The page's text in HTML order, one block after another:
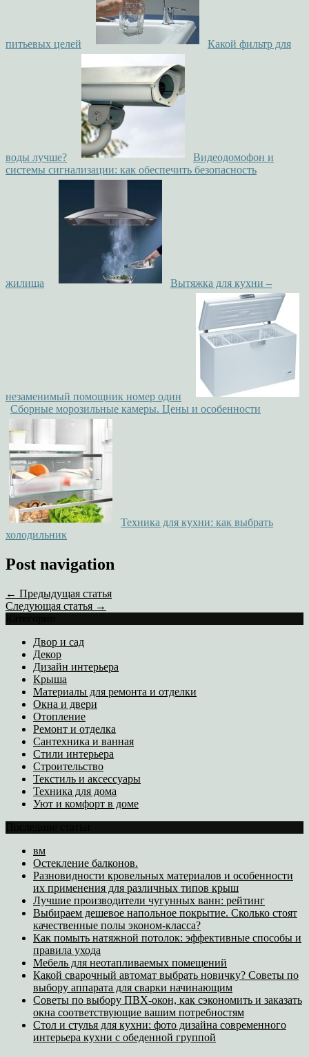
питьевых целей Какой фильтр для
воды лучше?
Видеодомофон и
системы сигнализации: как обеспечить безопасность
жилища Вытяжка для кухни –
незаменимый помощник номер один
Сборные морозильные камеры. Цены и особенности
Техника для кухни: как выбрать
холодильник
Post navigation
← Предыдущая статья
Следующая статья →
Двор и сад
Декор
Дизайн интерьера
Крыша
Материалы для ремонта и отделки
Окна и двери
Отопление
Ремонт и отделка
Сантехника и ванная
Стили интерьера
Строительство
Текстиль и аксессуары
Техника для дома
Уют и комфорт в доме
вм
Остекление балконов.
Разновидности кровельных материалов и особенности
их применения для различных типов крыш
Лучшие производители чугунных ванн: рейтинг
Выбираем дешевое напольное покрытие. Сколько стоят
качественные полы эконом-класса?
Как помыть натяжной потолок: эффективные способы и
правила ухода
Мебель для неотапливаемых помещений
Какой сварочный автомат выбрать новичку? Советы по
выбору аппарата для сварки начинающим
Советы по выбору ПВХ-окон, как сэкономить и заказать
окна соответствующие вашим потребностям
Стол и стулья для кухни: фото дизайна современного
интерьера кухни с обеденной группой